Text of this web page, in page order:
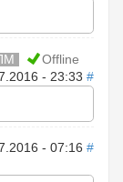
Offline
- 23:33 #
- 07:16 #